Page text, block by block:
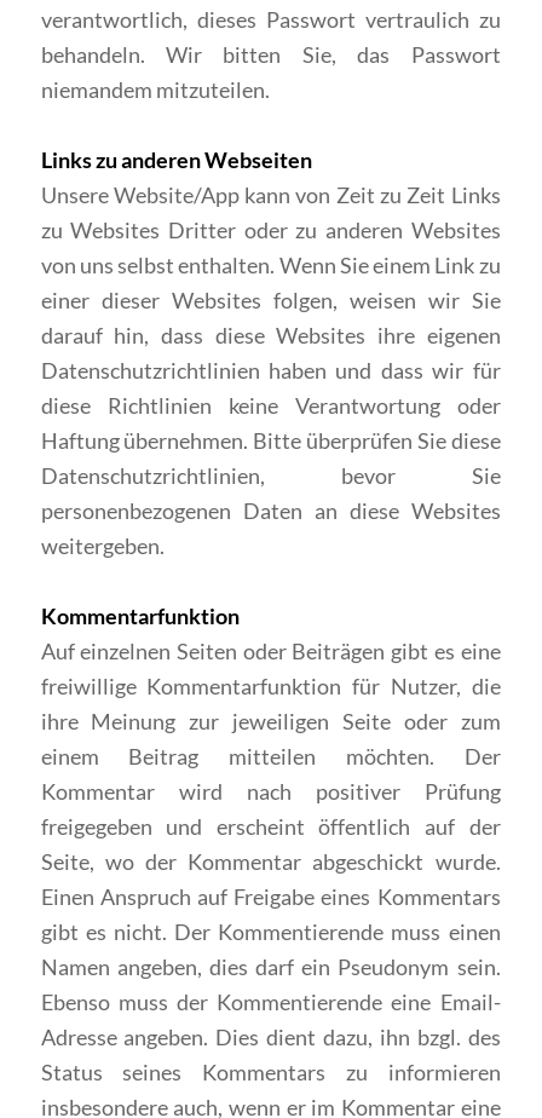
verantwortlich, dieses Passwort vertraulich zu
behandeln. Wir bitten Sie, das Passwort
niemandem mitzuteilen.
Links zu anderen Webseiten
Unsere Website/App kann von Zeit zu Zeit Links
zu Websites Dritter oder zu anderen Websites
von uns selbst enthalten. Wenn Sie einem Link zu
einer dieser Websites folgen, weisen wir Sie
darauf hin, dass diese Websites ihre eigenen
Datenschutzrichtlinien haben und dass wir für
diese Richtlinien keine Verantwortung oder
Haftung übernehmen. Bitte überprüfen Sie diese
Datenschutzrichtlinien, bevor Sie
personenbezogenen Daten an diese Websites
weitergeben.
Kommentarfunktion
Auf einzelnen Seiten oder Beiträgen gibt es eine
freiwillige Kommentarfunktion für Nutzer, die
ihre Meinung zur jeweiligen Seite oder zum
einem Beitrag mitteilen möchten. Der
Kommentar wird nach positiver Prüfung
freigegeben und erscheint öffentlich auf der
Seite, wo der Kommentar abgeschickt wurde.
Einen Anspruch auf Freigabe eines Kommentars
gibt es nicht. Der Kommentierende muss einen
Namen angeben, dies darf ein Pseudonym sein.
Ebenso muss der Kommentierende eine Email-
Adresse angeben. Dies dient dazu, ihn bzgl. des
Status seines Kommentars zu informieren
insbesondere auch, wenn er im Kommentar eine